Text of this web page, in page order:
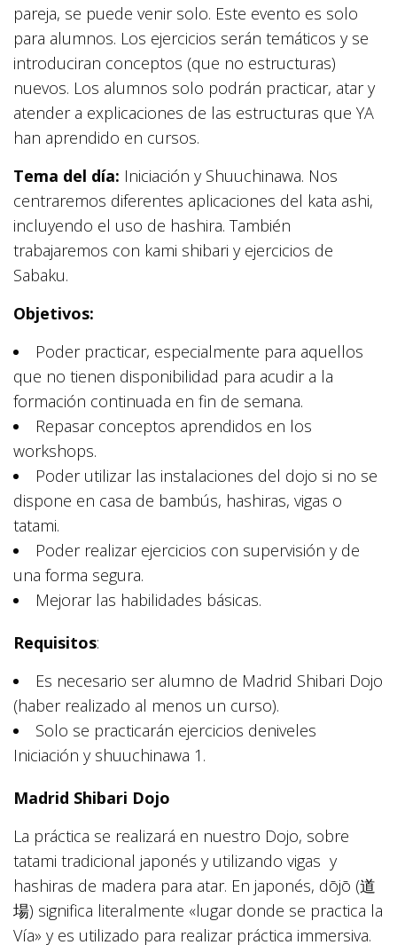
pareja, se puede venir solo. Este evento es solo
para alumnos. Los ejercicios serán temáticos y se
introduciran conceptos (que no estructuras)
nuevos. Los alumnos solo podrán practicar, atar y
atender a explicaciones de las estructuras que YA
han aprendido en cursos.
Tema del día: Iniciación y Shuuchinawa. Nos
centraremos diferentes aplicaciones del kata ashi,
incluyendo el uso de hashira. También
trabajaremos con kami shibari y ejercicios de
Sabaku.
Objetivos:
Poder practicar, especialmente para aquellos
que no tienen disponibilidad para acudir a la
formación continuada en fin de semana.
Repasar conceptos aprendidos en los
workshops.
Poder utilizar las instalaciones del dojo si no se
dispone en casa de bambús, hashiras, vigas o
tatami.
Poder realizar ejercicios con supervisión y de
una forma segura.
Mejorar las habilidades básicas.
Requisitos:
Es necesario ser alumno de Madrid Shibari Dojo
(haber realizado al menos un curso).
Solo se practicarán ejercicios deniveles
Iniciación y shuuchinawa 1.
Madrid Shibari Dojo
La práctica se realizará en nuestro Dojo, sobre
tatami tradicional japonés y utilizando vigas y
hashiras de madera para atar. En japonés, dōjō (道
場) significa literalmente «lugar donde se practica la
Vía» y es utilizado para realizar práctica immersiva.